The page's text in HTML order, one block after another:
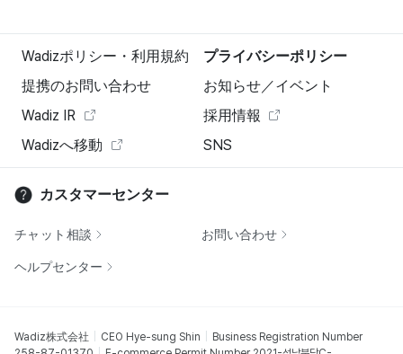
Wadizポリシー・利用規約
プライバシーポリシー
提携のお問い合わせ
お知らせ／イベント
Wadiz IR
採用情報
Wadizへ移動
SNS
カスタマーセンター
チャット相談 お問い合わせ
ヘルプセンター
Wadiz株式会社 CEO Hye-sung Shin
Business Registration Number